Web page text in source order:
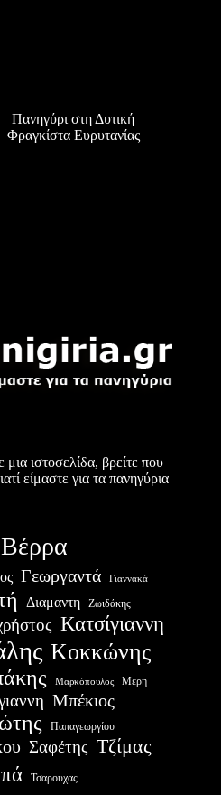
Πανηγύρι στη Δυτική
Φραγκίστα Ευρυτανίας
ιστοσελίδα, βρείτε που
είμαστε για τα πανηγύρια
Βέρρα
Γεωργαντά Γιαννακά
Διαμαντη Ζωιδάκης
Κατσίγιαννη
Κοκκώνης
Μαρκόπουλος Μερη
Μπέκιος
Παπαγεωργίου
Σαφέτης Τζίμας
Τσαρουχας